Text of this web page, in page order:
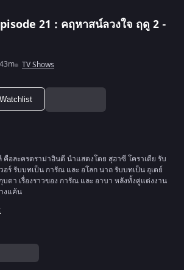
21 : คฤหาสน์ลวงใจ ฤดู 2 -
43m TV Shows
Watchlist
คือละครดราม่าฮินดี นำแสดงโดย สุฮาซี โคราเดีย รับ
ร์ รับบทเป็น การัณ และ อโลก นาถ รับบทเป็น อุเดย์
ตา เรื่องราวของ การัณ และ อาบา หลังทั้งคู่แต่งงาน
งแค้น